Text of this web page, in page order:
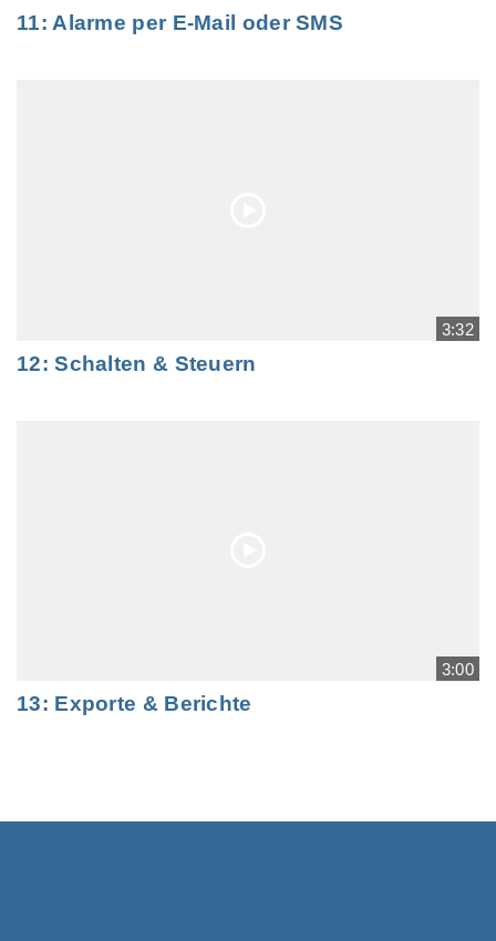
11: Alarme per E-Mail oder SMS
3:32
12: Schalten & Steuern
3:00
13: Exporte & Berichte